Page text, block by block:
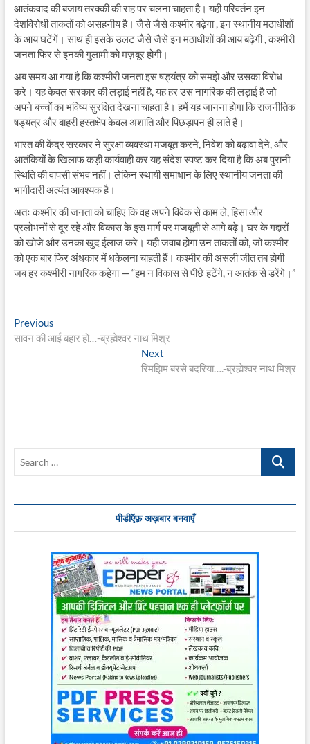
आतंकवाद की बजाय तरक्की की राह पर चलना चाहता है। यही परिवर्तन इन
देशविरोधी ताकतों को असहनीय है। जैसे जैसे कश्मीर बढ़ेगा , इन स्थानीय मठाधीशों
के आय घटेंगें। साथ ही इसके उलट जैसे जैसे इन मठाधीशों की आय बढ़ेगी , कश्मीरी
जनता फिर से इनकी गुलामी को मज़बूर होगी।
अब समय आ गया है कि कश्मीरी जनता इस षड्यंत्र को समझे और उसका विरोध
करे। यह केवल सरकार की लड़ाई नहीं है, यह हर उस नागरिक की लड़ाई है जो
अपने बच्चों का भविष्य सुरक्षित देखना चाहता है। हमें यह जानना होगा कि राजनीतिक
षड्यंत्र और बाहरी हस्तक्षेप केवल अशांति और पिछड़ापन ही लाते हैं।
भारत की केंद्र सरकार ने सुरक्षा व्यवस्था मजबूत करने, निवेश को बढ़ावा देने, और
आतंकियों के खिलाफ कड़ी कार्यवाही कर यह संदेश स्पष्ट कर दिया है कि अब पुरानी
स्थिति की वापसी संभव नहीं। लेकिन स्थायी समाधान के लिए स्थानीय जनता की
भागीदारी अत्यंत आवश्यक है।
अतः कश्मीर की जनता को चाहिए कि वह अपने विवेक से काम ले, हिंसा और
प्रलोभनों से दूर रहे और विकास के इस मार्ग पर मजबूती से आगे बढ़े। घर के गद्दारों
को खोजे और उनका खुद ईलाज करे। यही जवाब होगा उन ताकतों को, जो कश्मीर
को एक बार फिर अंधकार में धकेलना चाहती हैं। कश्मीर की असली जीत तब होगी
जब हर कश्मीरी नागरिक कहेगा — “हम न विकास से पीछे हटेंगे, न आतंक से डरेंगे।”
Post
navigation
PreviousPrevious
post:
सावन की आई बहार हो…-ब्रह्मेश्वर नाथ मिश्र
Next
post:
रिमझिम बरसे बदरिया….-ब्रह्मेश्वर नाथ मिश्र
Search
पीडीऍफ़ अख़बार बनवाएँ